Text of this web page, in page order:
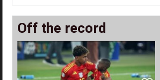
Off the record